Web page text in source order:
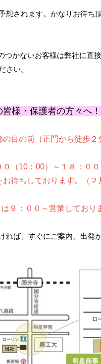
想されます。かなりお待ち
かないお客様は弊社に直
さい。
皆様・保護者の方々へ！
目の前（正門から徒歩２
（10：00）～１８：０
待ちしております。（
９：００～営業しており
れば、すぐにご案内、出発